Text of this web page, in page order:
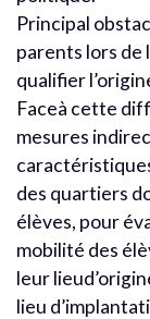
Principal
parents lors de
qualifier
Faceà cette
mesures
des quartiers
élèves, pour
mobilité des
leur
lieu